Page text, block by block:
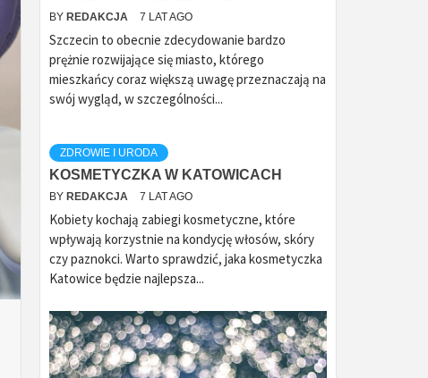
BY REDAKCJA 7 LAT AGO
Szczecin to obecnie zdecydowanie bardzo
prężnie rozwijające się miasto, którego
mieszkańcy coraz większą uwagę przeznaczają na
swój wygląd, w szczególności...
ZDROWIE I URODA
KOSMETYCZKA W KATOWICACH
BY REDAKCJA 7 LAT AGO
Kobiety kochają zabiegi kosmetyczne, które
wpływają korzystnie na kondycję włosów, skóry
czy paznokci. Warto sprawdzić, jaka kosmetyczka
Katowice będzie najlepsza...